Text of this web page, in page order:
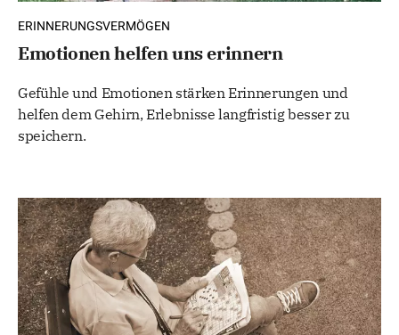
ERINNERUNGSVERMÖGEN
Emotionen helfen uns erinnern
Gefühle und Emotionen stärken Erinnerungen und
helfen dem Gehirn, Erlebnisse langfristig besser zu
speichern.